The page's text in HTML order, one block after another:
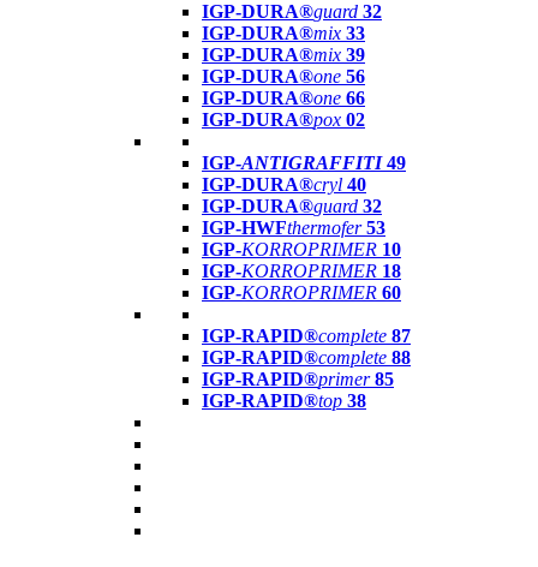
IGP-DURA®guard 32
IGP-DURA®mix 33
IGP-DURA®mix 39
IGP-DURA®one 56
IGP-DURA®one 66
IGP-DURA®pox 02
IGP-ANTIGRAFFITI49
IGP-DURA®cryl 40
IGP-DURA®guard 32
IGP-HWFthermofer 53
IGP-KORROPRIMER 10
IGP-KORROPRIMER 18
IGP-KORROPRIMER 60
IGP-RAPID®complete 87
IGP-RAPID®complete 88
IGP-RAPID®primer 85
IGP-RAPID®top 38